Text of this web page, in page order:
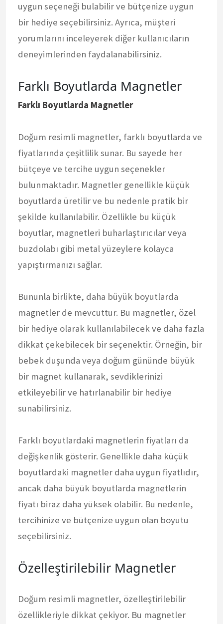
uygun seçeneği bulabilir ve bütçenize uygun
bir hediye seçebilirsiniz. Ayrıca, müşteri
yorumlarını inceleyerek diğer kullanıcıların
deneyimlerinden faydalanabilirsiniz.
Farklı Boyutlarda Magnetler
Farklı Boyutlarda Magnetler
Doğum resimli magnetler, farklı boyutlarda ve
fiyatlarında çeşitlilik sunar. Bu sayede her
bütçeye ve tercihe uygun seçenekler
bulunmaktadır. Magnetler genellikle küçük
boyutlarda üretilir ve bu nedenle pratik bir
şekilde kullanılabilir. Özellikle bu küçük
boyutlar, magnetleri buharlaştırıcılar veya
buzdolabı gibi metal yüzeylere kolayca
yapıştırmanızı sağlar.
Bununla birlikte, daha büyük boyutlarda
magnetler de mevcuttur. Bu magnetler, özel
bir hediye olarak kullanılabilecek ve daha fazla
dikkat çekebilecek bir seçenektir. Örneğin, bir
bebek duşunda veya doğum gününde büyük
bir magnet kullanarak, sevdiklerinizi
etkileyebilir ve hatırlanabilir bir hediye
sunabilirsiniz.
Farklı boyutlardaki magnetlerin fiyatları da
değişkenlik gösterir. Genellikle daha küçük
boyutlardaki magnetler daha uygun fiyatlıdır,
ancak daha büyük boyutlarda magnetlerin
fiyatı biraz daha yüksek olabilir. Bu nedenle,
tercihinize ve bütçenize uygun olan boyutu
seçebilirsiniz.
Özelleştirilebilir Magnetler
Doğum resimli magnetler, özelleştirilebilir
özellikleriyle dikkat çekiyor. Bu magnetler